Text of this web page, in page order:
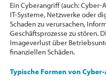
Ein Cyberangriff (auch:
IT-Systeme, Netzwerke oder
Schaden zu verursachen,
Geschäftsprozesse zu stören.
Imageverlust über
finanziellen Schäden.
Typische Formen von